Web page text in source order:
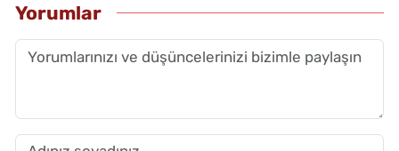
Yorumlar